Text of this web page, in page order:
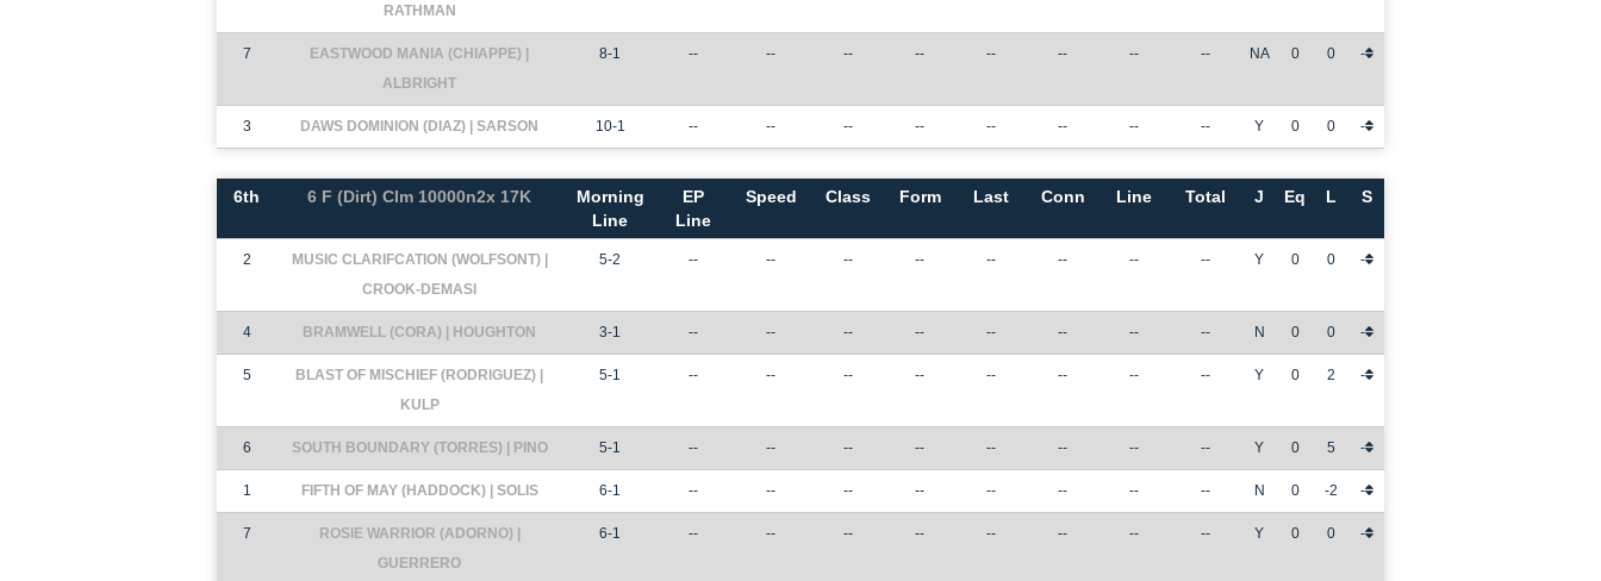
RATHMAN
7
EASTWOOD MANIA (CHIAPPE) |
ALBRIGHT
8-1 -- -- -- -- -- -- -- -- NA 0 0 -
3 DAWS DOMINION (DIAZ) | SARSON 10-1 -- -- -- -- -- -- -- -- Y 0 0 -
6th 6 F (Dirt) Clm 10000n2x 17K
Morning
Line
EP
Line
Speed Class Form Last Conn Line Total J Eq L S
2
MUSIC CLARIFCATION (WOLFSONT) |
CROOK-DEMASI
5-2 -- -- -- -- -- -- -- -- Y 0 0 -
4 BRAMWELL (CORA) | HOUGHTON 3-1 -- -- -- -- -- -- -- -- N 0 0 -
5
BLAST OF MISCHIEF (RODRIGUEZ) |
KULP
5-1 -- -- -- -- -- -- -- -- Y 0 2 -
6 SOUTH BOUNDARY (TORRES) | PINO 5-1 -- -- -- -- -- -- -- -- Y 0 5 -
1 FIFTH OF MAY (HADDOCK) | SOLIS 6-1 -- -- -- -- -- -- -- -- N 0 -2 -
7
ROSIE WARRIOR (ADORNO) |
GUERRERO
6-1 -- -- -- -- -- -- -- -- Y 0 0 -